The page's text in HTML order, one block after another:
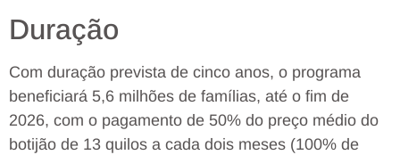
Duração
Com duração prevista de cinco anos, o programa
beneficiará 5,6 milhões de famílias, até o fim de
2026, com o pagamento de 50% do preço médio do
botijão de 13 quilos a cada dois meses (100% de